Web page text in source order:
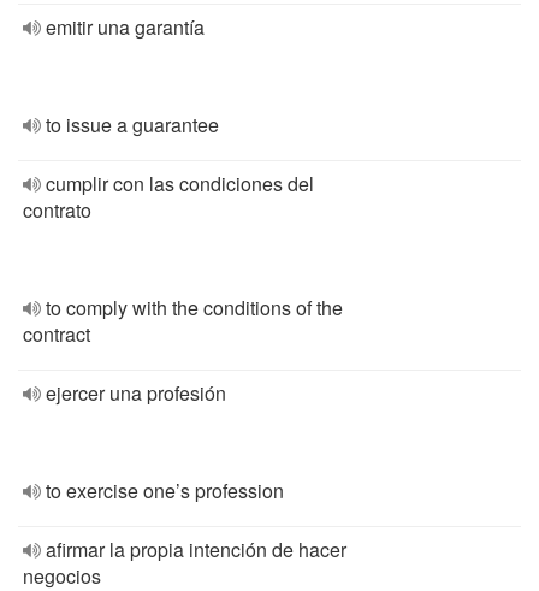
emitir una garantía
to issue a guarantee
cumplir con las condiciones del
contrato
to comply with the conditions of the
contract
ejercer una profesión
to exercise one’s profession
afirmar la propia intención de hacer
negocios